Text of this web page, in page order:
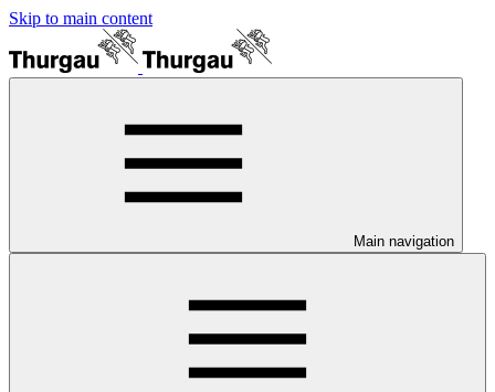
Skip to main content
Main navigation